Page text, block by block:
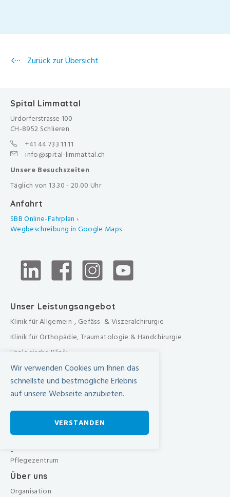
Zurück zur Übersicht
Spital Limmattal
Urdorferstrasse 100
CH-8952 Schlieren
+41 44 733 11 11
info@spital-limmattal.ch
Unsere Besuchszeiten
Täglich von 13.30 - 20.00 Uhr
Anfahrt
SBB Online-Fahrplan ›
Wegbeschreibung in Google Maps
Unser Leistungsangebot
Klinik für Allgemein-, Gefäss- & Viszeralchirurgie
Klinik für Orthopädie, Traumatologie & Handchirurgie
Urologische Klinik
Medizinische Klinik
Frauenklinik
Übergreifende medizinische Bereiche
Übergreifende Bereiche
Pflegezentrum
Über uns
Organisation
Wir verwenden Cookies um Ihnen das
schnellste und bestmögliche Erlebnis
auf unsere Webseite anzubieten.
VERSTANDEN
-